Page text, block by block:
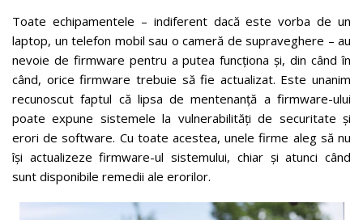
Toate echipamentele – indiferent dacă este vorba de un
laptop, un telefon mobil sau o cameră de supraveghere – au
nevoie de firmware pentru a putea funcționa și, din când în
când, orice firmware trebuie să fie actualizat. Este unanim
recunoscut faptul că lipsa de mentenanță a firmware-ului
poate expune sistemele la vulnerabilități de securitate și
erori de software. Cu toate acestea, unele firme aleg să nu
își actualizeze firmware-ul sistemului, chiar și atunci când
sunt disponibile remedii ale erorilor.